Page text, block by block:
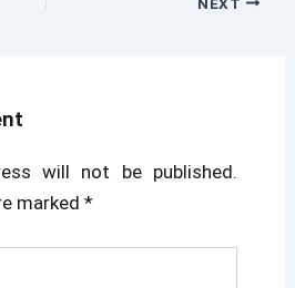
will not be published.
marked *